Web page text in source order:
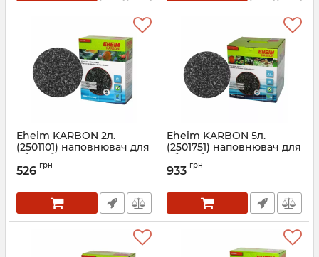
Eheim KARBON 2л.
(2501101) наповнювач для
абсорбуючого очищення
Артикул:
526 грн
Eheim KARBON 5л.
(2501751) наповнювач для
абсорбуючого очищення
Артикул:
933 грн